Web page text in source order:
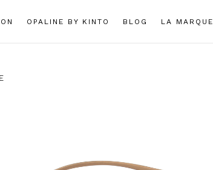
OPALINE BY KINTO BLOG LA MARQUE